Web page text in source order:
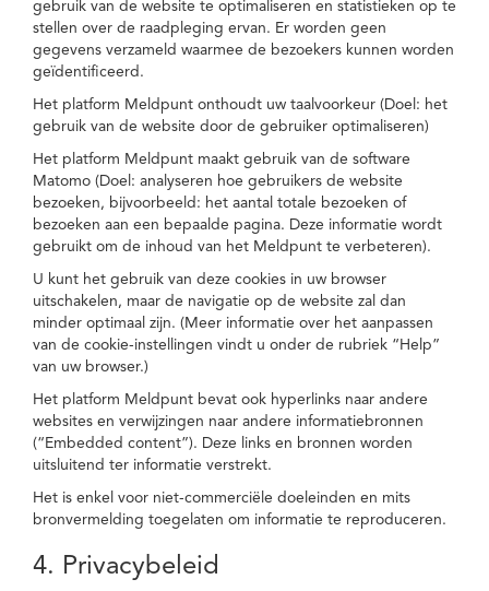
gebruik van de website te optimaliseren en statistieken op te
stellen over de raadpleging ervan. Er worden geen
gegevens verzameld waarmee de bezoekers kunnen worden
geïdentificeerd.
Het platform Meldpunt onthoudt uw taalvoorkeur (Doel: het
gebruik van de website door de gebruiker optimaliseren)
Het platform Meldpunt maakt gebruik van de software
Matomo (Doel: analyseren hoe gebruikers de website
bezoeken, bijvoorbeeld: het aantal totale bezoeken of
bezoeken aan een bepaalde pagina. Deze informatie wordt
gebruikt om de inhoud van het Meldpunt te verbeteren).
U kunt het gebruik van deze cookies in uw browser
uitschakelen, maar de navigatie op de website zal dan
minder optimaal zijn. (Meer informatie over het aanpassen
van de cookie-instellingen vindt u onder de rubriek “Help”
van uw browser.)
Het platform Meldpunt bevat ook hyperlinks naar andere
websites en verwijzingen naar andere informatiebronnen
(“Embedded content”). Deze links en bronnen worden
uitsluitend ter informatie verstrekt.
Het is enkel voor niet-commerciële doeleinden en mits
bronvermelding toegelaten om informatie te reproduceren.
4. Privacybeleid